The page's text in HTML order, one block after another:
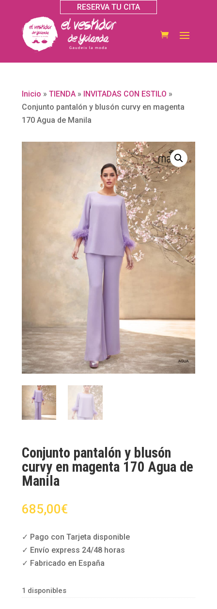
RESERVA TU CITA
Inicio » TIENDA» INVITADAS CON ESTILO »
Conjunto pantalón y blusón curvy en magenta
170 Agua de Manila
Conjunto pantalón y blusón
curvy en magenta 170 Agua de
Manila
685,00€
✓ Pago con Tarjeta disponible
✓ Envío express 24/48 horas
✓ Fabricado en España
1 disponibles